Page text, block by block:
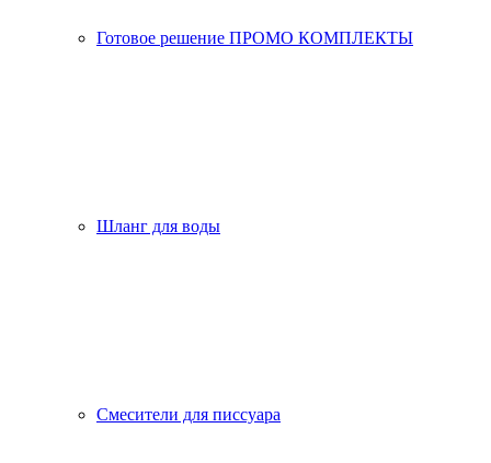
Готовое решение ПРОМО КОМПЛЕКТЫ
Шланг для воды
Смесители для писсуара